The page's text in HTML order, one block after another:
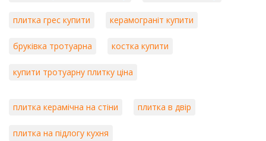
плитка грес купити керамограніт купити
бруківка тротуарна костка купити
купити тротуарну плитку ціна
плитка керамічна на стіни плитка в двір
плитка на підлогу кухня